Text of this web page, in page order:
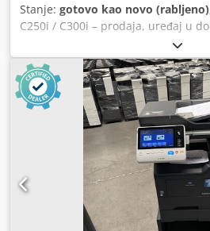
Stanje: gotovo kao novo (rabljeno)
C250i / C300i – prodaja, uređaj u
20 komada. Broj kopija manji od 90
Akkjf Za više informacija, pošaljite